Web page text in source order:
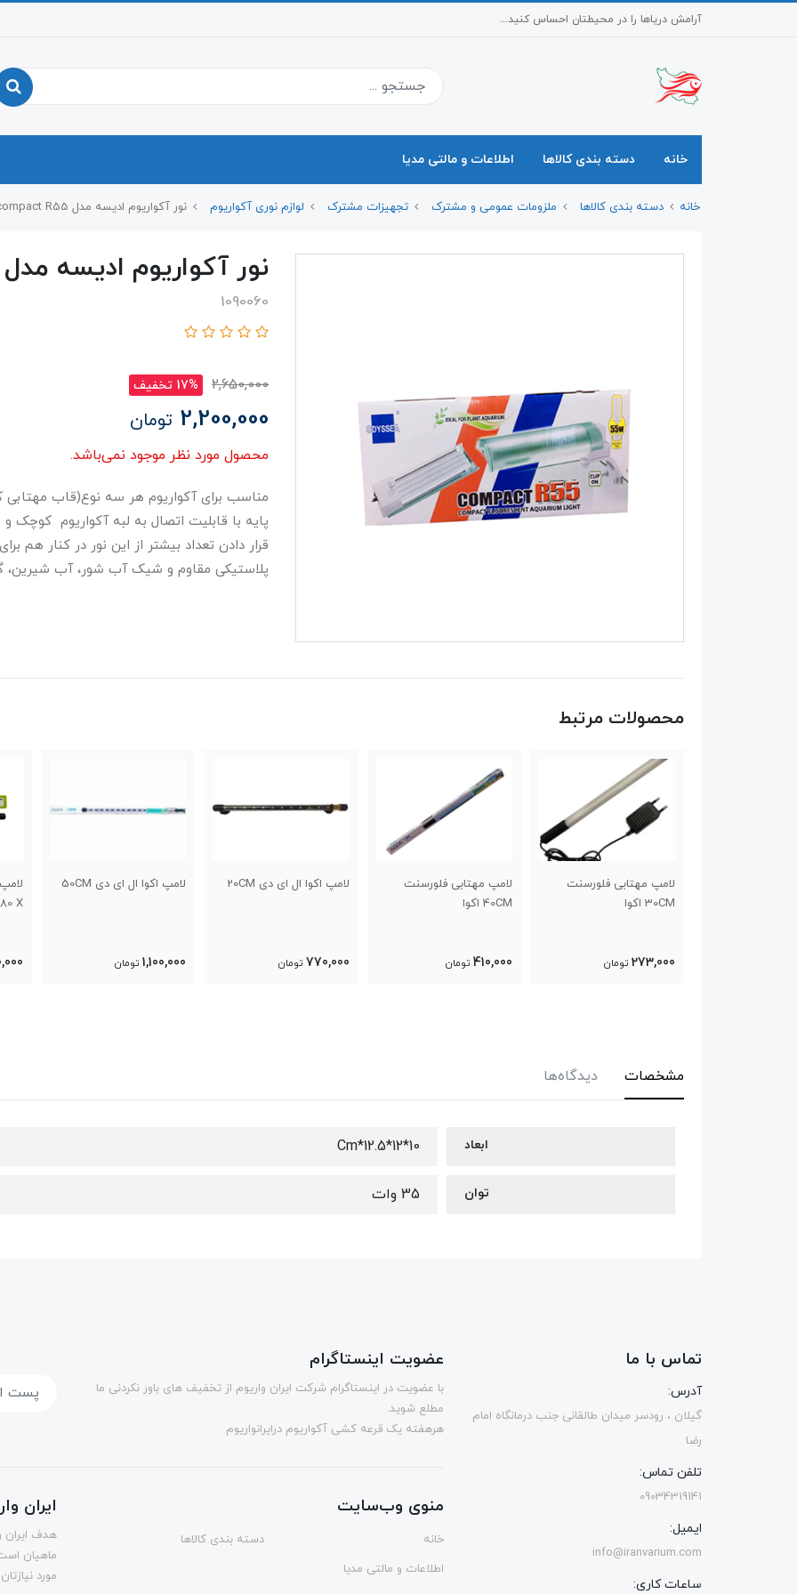
آرامش دریاها را در محیطتان احساس کنید...
خانه دسته بندی کالاها اطلاعات و مالتی مدیا
خانه دسته بندی کالاها ملزومات عمومی و مشترک تجهیزات مشترک لوازم نوری آکواریوم نور آکواریوم ادیسه مدل compact R55
نور آکواریوم ادیسه مدل compact R55
1090060
2,650,000 17% تخفیف
2,200,000 تومان
محصول مورد نظر موجود نمی‌باشد.
پایه با قابلیت اتصال به لبه آکواریوم کوچک
قرار دادن تعداد بیشتر از این نور در کنار
پلاستیکی مقاوم و شیک آب شور، آب شیرین،
محصولات مرتبط
لامپ مهتابی فلورسنت
30CM اکوا
273,000 تومان
لامپ مهتابی فلورسنت
40CM اکوا
410,000 تومان
لامپ اکوا ال ای دی 20CM
770,000 تومان
لامپ اکوا ال ای دی 50CM
1,100,000 تومان
80 X
مشخصات دیدگاه‌ها
ابعاد 10*12*12.5*Cm
توان 35 وات
تماس با ما
آدرس:
گیلان ، رودسر میدان طالقانی جنب درمانگاه امام
رضا
تلفن تماس:
09034319141
ایمیل:
info@iranvarium.com
ساعات کاری:
عضویت اینستاگرام
با عضویت در اینستاگرام شرکت ایران واریوم از تخفیف های باور نکردنی ما
مطلع شوید.
هرهفته یک قرعه کشی آکواریوم درایرانواریوم
منوی وب‌سایت
خانه
دسته بندی کالاها
اطلاعات و مالتی مدیا
ایران
هدف ایران
ماهیان
مورد